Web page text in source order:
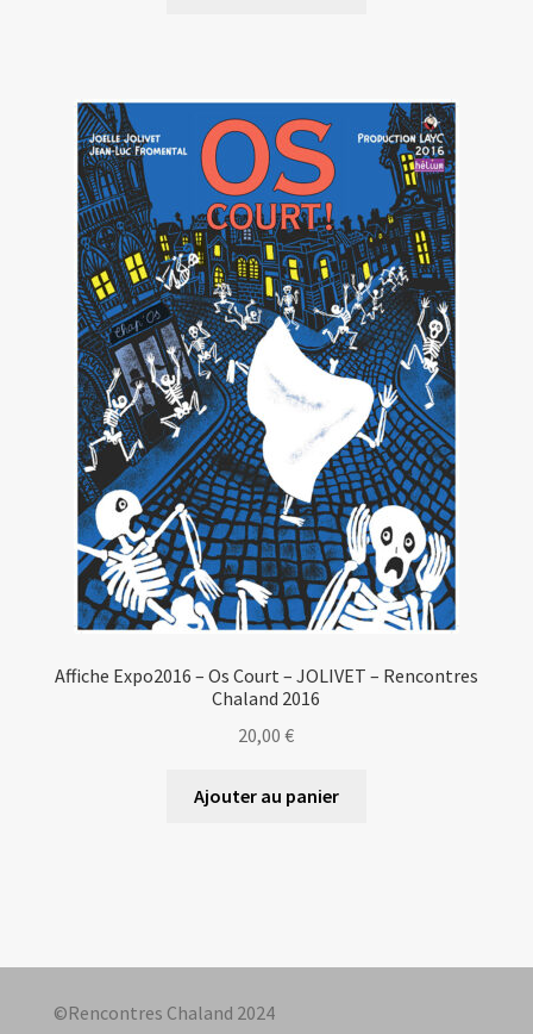
Affiche Expo2016 – Os Court – JOLIVET – Rencontres
Chaland 2016
20,00€
Ajouter au panier
©Rencontres Chaland 2024